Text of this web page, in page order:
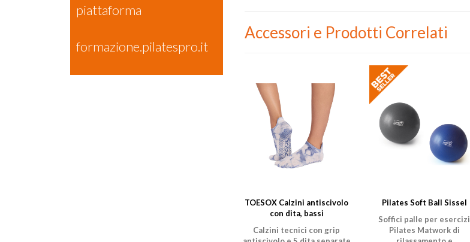
piattaforma
formazione.pilatespro.it
Accessori e Prodotti Correlati
TOESOX Calzini antiscivolo
con dita, bassi
Calzini tecnici con grip
Pilates Soft Ball Sissel
Soffici palle per esercizi
Pilates Matwork di